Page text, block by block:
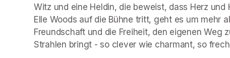
Witz und eine Heldin, die beweist, dass Herz
Elle Woods auf die Bühne tritt, geht es um mehr
Freundschaft und die Freiheit, den eigenen Weg
Strahlen bringt - so clever wie charmant, so